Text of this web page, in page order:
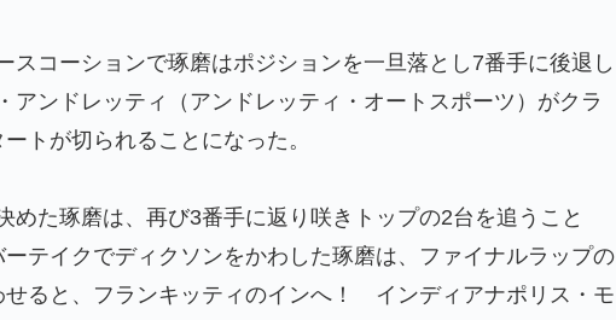
コーションで琢磨はポジションを一旦落とし7番手に後退し
アンドレッティ（アンドレッティ・オートスポーツ）がクラ
トが切られることになった。
た琢磨は、再び3番手に返り咲きトップの2台を追うこと
テイクでディクソンをかわした琢磨は、ファイナルラップの
せると、フランキッティのインへ！ インディアナポリス・モ